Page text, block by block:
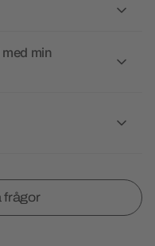
min
frågor